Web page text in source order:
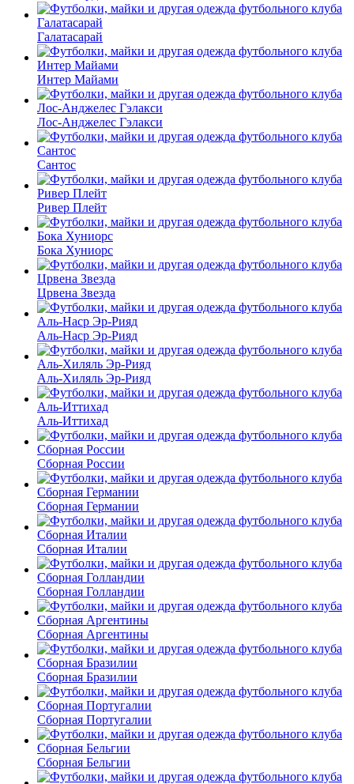
Галатасарай
Интер Майами
Лос-Анджелес Гэлакси
Сантос
Ривер Плейт
Бока Хуниорс
Црвена Звезда
Аль-Наср Эр-Рияд
Аль-Хиляль Эр-Рияд
Аль-Иттихад
Сборная России
Сборная Германии
Сборная Италии
Сборная Голландии
Сборная Аргентины
Сборная Бразилии
Сборная Португалии
Сборная Бельгии